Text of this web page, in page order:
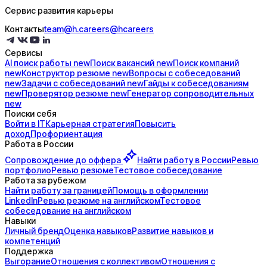
Сервис развития карьеры
Контактыteam@h.careers@hcareers
Сервисы
AI поискработы newПоисквакансий newПоисккомпаний
newКонструктор резюме newВопросы с собеседований
newЗадачи с собеседований newГайды ксобеседованиям
newПроверятор резюме newГенератор сопроводительных
new
Поиски себя
Войти в ITКарьерная стратегияПовысить
доходПрофориентация
Работа в России
Сопровождение до оффера Найти работу в РоссииРевью
портфолиоРевью резюмеТестовое собеседование
Работа за рубежом
Найти работу за границейПомощь в оформлении
LinkedInРевью резюме на английскомТестовое
собеседование на английском
Навыки
Личный брендОценка навыковРазвитие навыков и
компетенций
Поддержка
ВыгораниеОтношения с коллективомОтношения с